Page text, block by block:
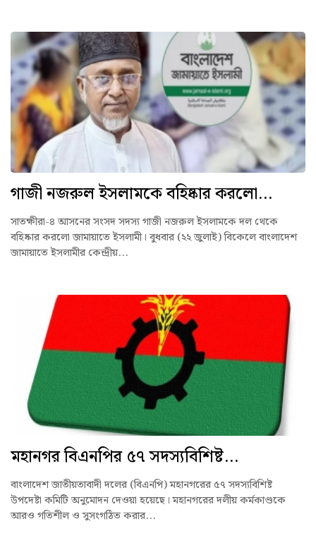
গাজী নজরুল ইসলামকে বহিষ্কার করলো...
সাতক্ষীরা-৪ আসনের সংসদ সদস্য গাজী নজরুল ইসলামকে দল থেকে
বহিষ্কার করলো জামায়াতে ইসলামী। বুধবার (২২ জুলাই) বিকেলে বাংলাদেশ
জামায়াতে ইসলামীর কেন্দ্রীয়...
মহানগর বিএনপির ৫৭ সদস্যবিশিষ্ট...
বাংলাদেশ জাতীয়তাবাদী দলের (বিএনপি) মহানগরের ৫৭ সদস্যবিশিষ্ট
উপদেষ্টা কমিটি অনুমোদন দেওয়া হয়েছে। মহানগরের দলীয় কর্মকাণ্ডকে
আরও গতিশীল ও সুসংগঠিত করার...